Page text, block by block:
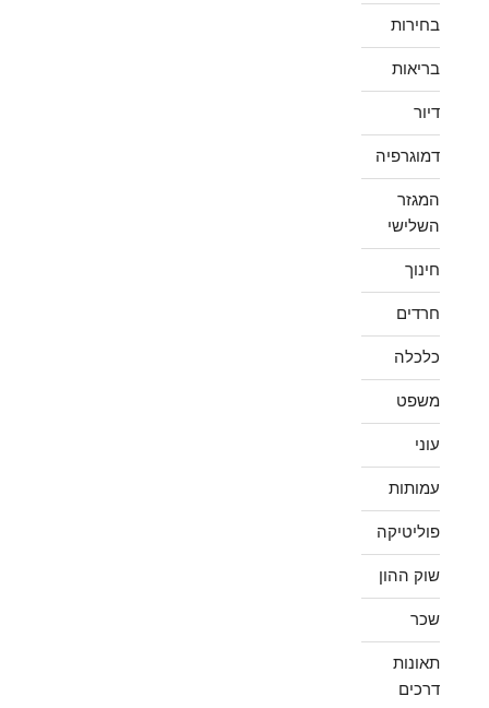
בחירות
בריאות
דיור
דמוגרפיה
המגזר
השלישי
חינוך
חרדים
כלכלה
משפט
עוני
עמותות
פוליטיקה
שוק ההון
שכר
תאונות
דרכים